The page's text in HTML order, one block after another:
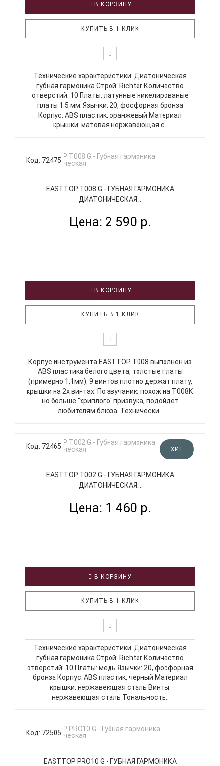
В КОРЗИНУ
КУПИТЬ В 1 КЛИК
Технические характеристики: Диатоническая
губная гармоника Строй: Richter Количество
отверстий: 10 Платы: латунные никелированые
платы 1.5 мм. Язычки: 20, фосфорная бронза
Корпус: ABS пластик, оранжевый Материал
крышки: матовая нержавеющая с..
Код: 72475
EASTTOP T008 G - ГУБНАЯ ГАРМОНИКА
ДИАТОНИЧЕСКАЯ...
Цена: 2 590 р.
В КОРЗИНУ
КУПИТЬ В 1 КЛИК
Корпус инструмента EASTTOP T008 выполнен из
ABS пластика белого цвета, толстые платы
(примерно 1,1мм). 9 винтов плотно держат плату,
крышки на 2х винтах. По звучанию похож на T008K,
но больше "хриплого" призвука, подойдет
любителям блюза. Технически..
Код: 72465 ХИТ
EASTTOP T002 G - ГУБНАЯ ГАРМОНИКА
ДИАТОНИЧЕСКАЯ...
Цена: 1 460 р.
В КОРЗИНУ
КУПИТЬ В 1 КЛИК
Технические характеристики: Диатоническая
губная гармоника Строй: Richter Количество
отверстий: 10 Платы: медь Язычки: 20, фосфорная
бронза Корпус: ABS пластик, черный Материал
крышки: нержавеющая сталь Винты:
нержавеющая сталь Тональность..
Код: 72505
EASTTOP PRO10 G - ГУБНАЯ ГАРМОНИКА